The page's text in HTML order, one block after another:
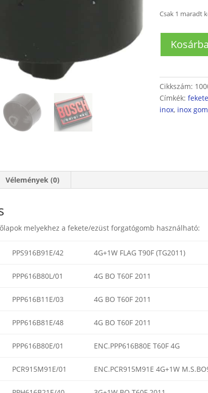
Csak 1 maradt
forgatógomb
mennyiség
Cikkszám:
Címkék:
inox, inox
Vélemények (0)
melyekhez a fekete/ezüst forgatógomb használható:
PPS916B91E/42 4G+1W FLAG T90F (TG2011)
PPP616B80L/01 4G BO T60F 2011
PPP616B11E/03 4G BO T60F 2011
PPP616B81E/48 4G BO T60F 2011
PPP616B80E/01 ENC.PPP616B80E T60F 4G
PCR915M91E/01 ENC.PCR915M91E 4G+1W